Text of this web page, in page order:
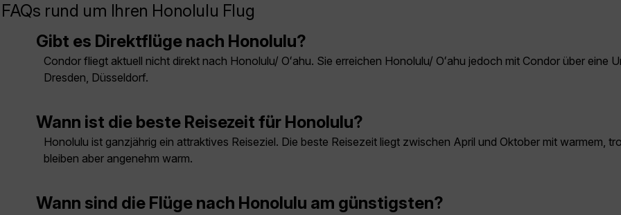
FAQs rund um Ihren Honolulu Flug
Gibt es Direktflüge nach Honolulu?
Condor fliegt aktuell nicht direkt nach Honolulu/ Oʻahu. Sie erreichen Honolulu/ Oʻahu jedoch mit Condor über eine
Dresden, Düsseldorf.
Wann ist die beste Reisezeit für Honolulu?
Honolulu ist ganzjährig ein attraktives Reiseziel. Die beste Reisezeit liegt zwischen April und Oktober mit warmem,
bleiben aber angenehm warm.
Wann sind die Flüge nach Honolulu am günstigsten?